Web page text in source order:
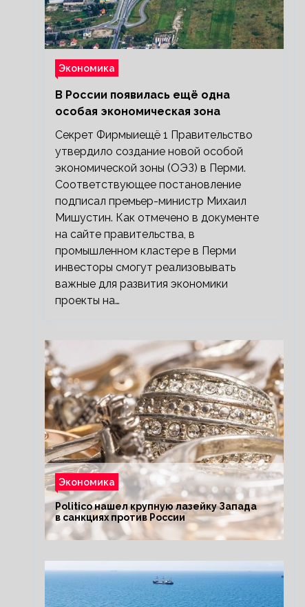
Экономика
В России появилась ещё одна
особая экономическая зона
Секрет Фирмыиещё 1 Правительство
утвердило создание новой особой
экономической зоны (ОЭЗ) в Перми.
Соответствующее постановление
подписал премьер-министр Михаил
Мишустин. Как отмечено в документе
на сайте правительства, в
промышленном кластере в Перми
инвесторы смогут реализовывать
важные для развития экономики
проекты на…
Экономика
Politico нашел крупную лазейку Запада
в санкциях против России